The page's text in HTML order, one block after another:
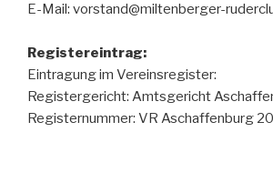
E-Mail: vorstand@miltenberger-
Registereintrag:
Eintragung im Vereinsregister:
Registergericht: Amtsgericht
Registernummer: VR Aschaffenburg